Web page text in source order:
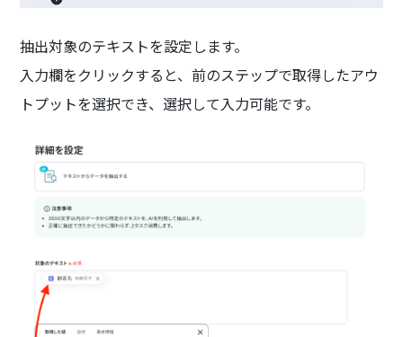
抽出対象のテキストを設定します。
入力欄をクリックすると、前のステップで取得したアウ
トプットを選択でき、選択して入力可能です。